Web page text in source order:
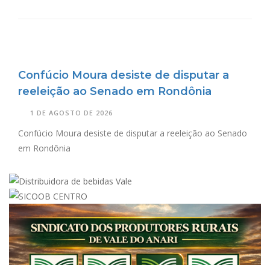
Confúcio Moura desiste de disputar a
reeleição ao Senado em Rondônia
1 DE AGOSTO DE 2026
Confúcio Moura desiste de disputar a reeleição ao Senado
em Rondônia